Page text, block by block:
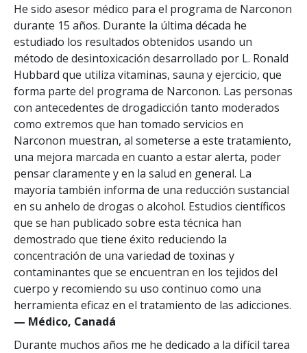
He sido asesor médico para el programa de Narconon
durante 15 años. Durante la última década he
estudiado los resultados obtenidos usando un
método de desintoxicación desarrollado por L. Ronald
Hubbard que utiliza vitaminas, sauna y ejercicio, que
forma parte del programa de Narconon. Las personas
con antecedentes de drogadicción tanto moderados
como extremos que han tomado servicios en
Narconon muestran, al someterse a este tratamiento,
una mejora marcada en cuanto a estar alerta, poder
pensar claramente y en la salud en general. La
mayoría también informa de una reducción sustancial
en su anhelo de drogas o alcohol. Estudios científicos
que se han publicado sobre esta técnica han
demostrado que tiene éxito reduciendo la
concentración de una variedad de toxinas y
contaminantes que se encuentran en los tejidos del
cuerpo y recomiendo su uso continuo como una
herramienta eficaz en el tratamiento de las adicciones.
— Médico, Canadá
Durante muchos años me he dedicado a la difícil tarea